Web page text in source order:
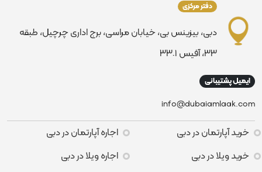
دفتر مرکزی
دبی، بیزینس بی، خیابان مراسی، برج اداری چرچیل، طبقه
٣٣، آفیس ٣٣٠١
ایمیل پشتیبانی
info@dubaiamlaak.com
خرید آپارتمان در دبی
خرید ویلا در دبی
اجاره آپارتمان در دبی
اجاره ویلا در دبی